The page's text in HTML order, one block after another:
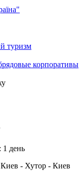
туризм
корпоративы
1 день
Киев - Хутор - Киев